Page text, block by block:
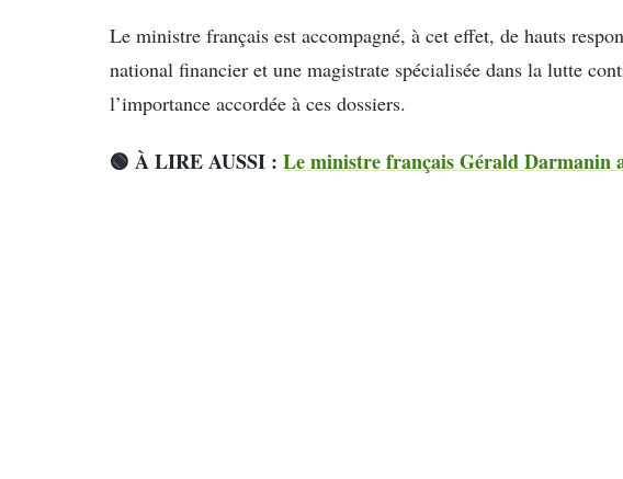
Le ministre français est accompagné, à cet effet, de hauts
national financier et une magistrate spécialisée dans la lutte
l’importance accordée à ces dossiers.
🟢 À LIRE AUSSI : Le ministre français Gérald Darmanin